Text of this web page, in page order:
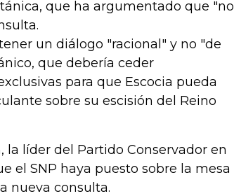
que ha argumentado que "no
un diálogo "racional" y no "de
que debería ceder
para que Escocia pueda
sobre su escisión del Reino
la líder del Partido Conservador en
el SNP haya puesto sobre la mesa
nueva consulta.